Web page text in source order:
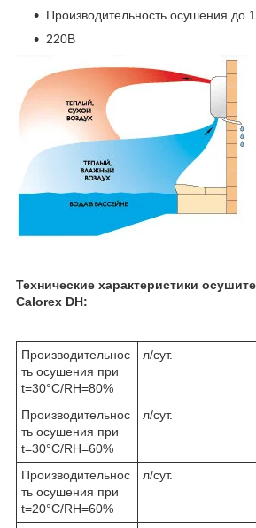
Производительность осушения до
220В
Технические характеристики
Calorex DH:
Производительнос
ть осушения при
t=30°С/RH=80%
л/сут.
Производительнос
ть осушения при
t=30°С/RH=60%
л/сут.
Производительнос
ть осушения при
t=20°С/RH=60%
л/сут.